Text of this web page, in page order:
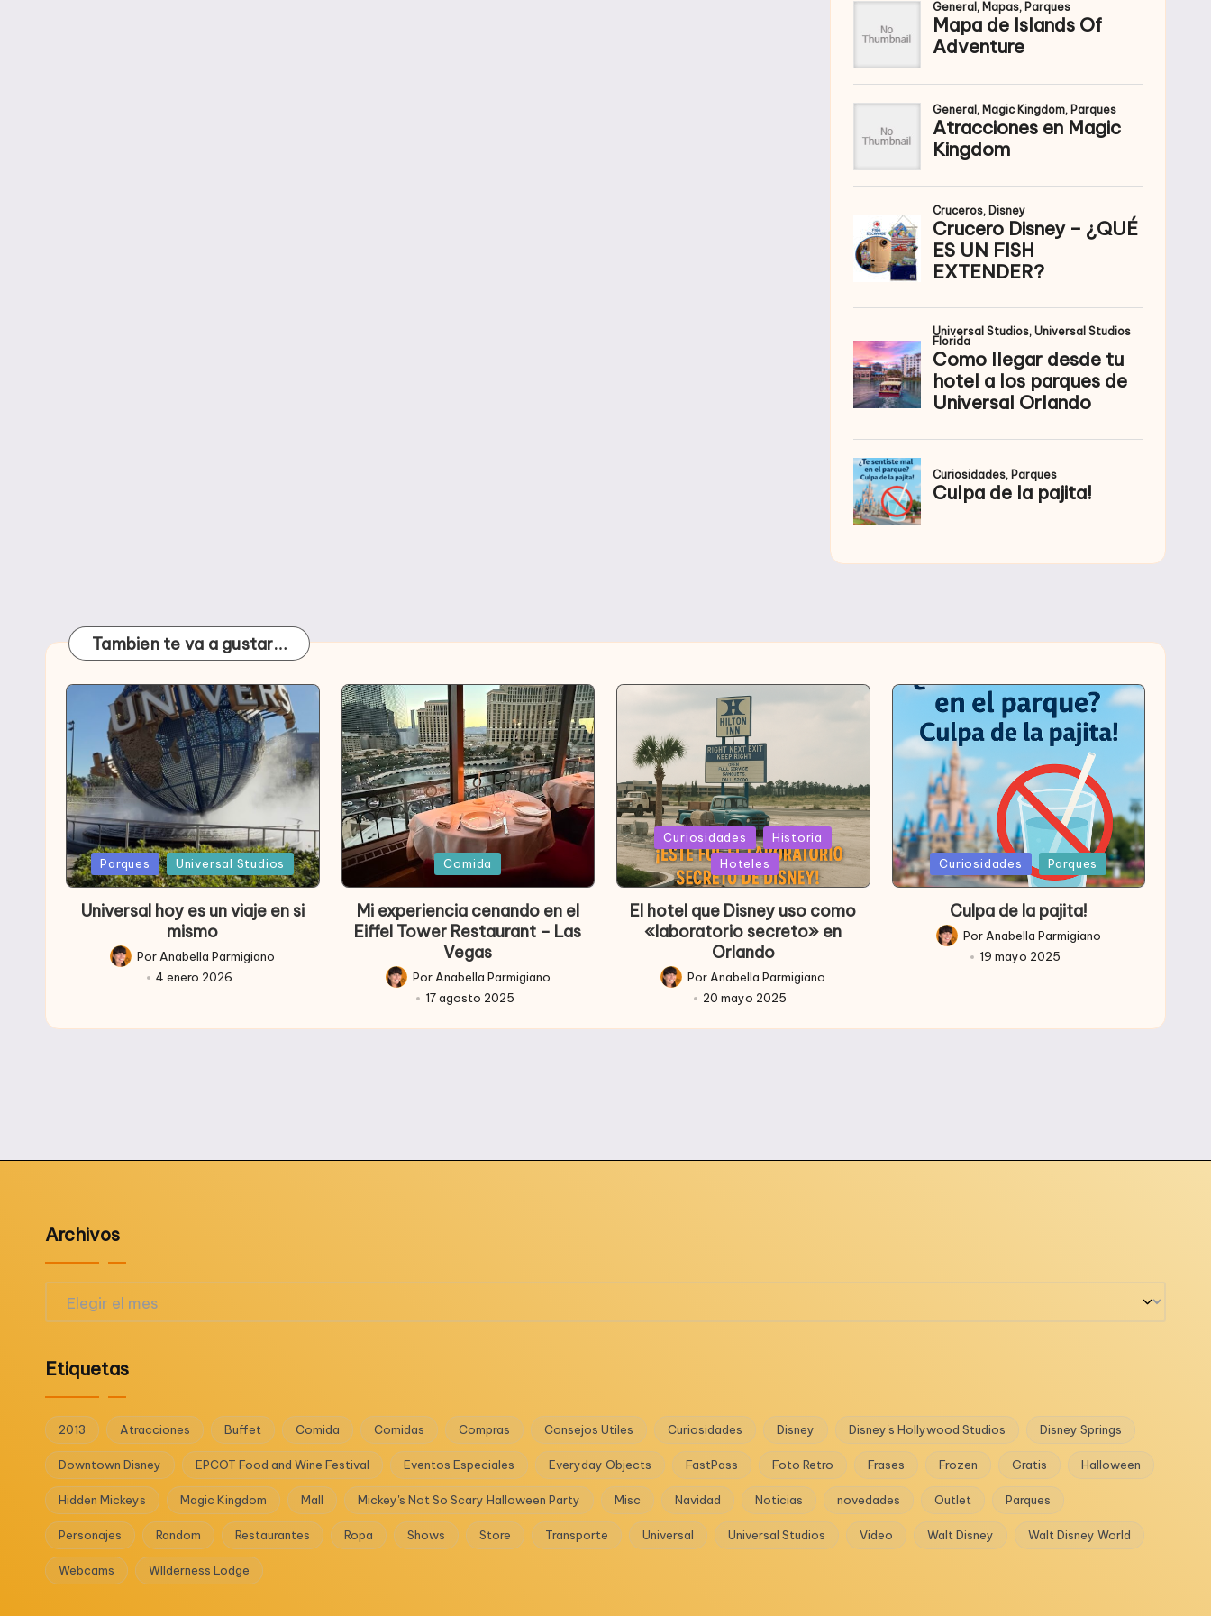
Tambien te va a gustar…
Publicada
en
Parques Universal Studios
Universal hoy es un viaje en si
mismo
Publicado
Por Anabella Parmigiano
4 enero 2026
Publicada
en
Comida
Mi experiencia cenando en el
Eiffel Tower Restaurant – Las
Vegas
Publicado
Por Anabella Parmigiano
17 agosto 2025
Publicada
en
Curiosidades
Historia
Hoteles
El hotel que Disney uso como
«laboratorio secreto» en
Orlando
Publicado
Por Anabella Parmigiano
20 mayo 2025
Publicada
en
Curiosidades Parques
Culpa de la pajita!
Publicado
Por Anabella Parmigiano
19 mayo 2025
Archivos
Archivos
Etiquetas
2013 Atracciones Buffet Comida Comidas Compras Consejos Utiles Curiosidades Disney Disney's Hollywood Studios Disney Springs
Downtown Disney EPCOT Food and Wine Festival Eventos Especiales Everyday Objects FastPass Foto Retro Frases Frozen Gratis Halloween
Hidden Mickeys Magic Kingdom Mall Mickey's Not So Scary Halloween Party Misc Navidad Noticias novedades Outlet Parques
Personajes Random Restaurantes Ropa Shows Store Transporte Universal Universal Studios Video Walt Disney Walt Disney World
Webcams WIlderness Lodge